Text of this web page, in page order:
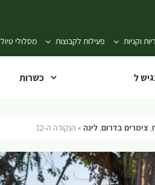
וקניות פעילות לקבוצות מסלולי טיול
, צימרים בדרום, לינה » הנקודה ה-12